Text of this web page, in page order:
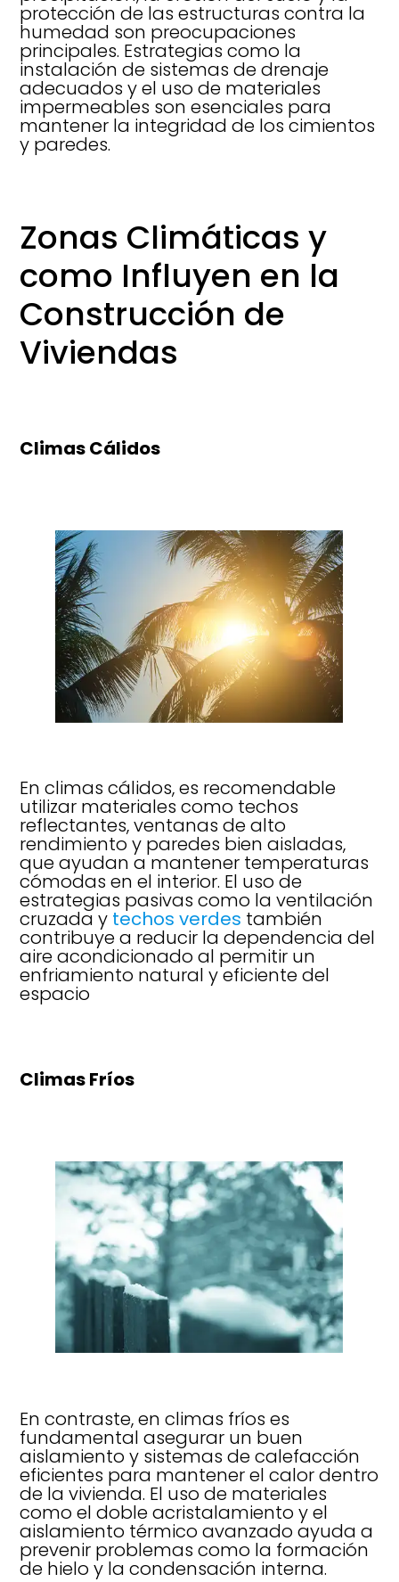
protección de las estructuras contra la
humedad son preocupaciones
principales. Estrategias como la
instalación de sistemas de drenaje
adecuados y el uso de materiales
impermeables son esenciales para
mantener la integridad de los cimientos
y paredes.
Zonas Climáticas y
como Influyen en la
Construcción de
Viviendas
Climas Cálidos
En climas cálidos, es recomendable
utilizar materiales como techos
reflectantes, ventanas de alto
rendimiento y paredes bien aisladas,
que ayudan a mantener temperaturas
cómodas en el interior. El uso de
estrategias pasivas como la ventilación
cruzada y techos verdes también
contribuye a reducir la dependencia del
aire acondicionado al permitir un
enfriamiento natural y eficiente del
espacio
Climas Fríos
En contraste, en climas fríos es
fundamental asegurar un buen
aislamiento y sistemas de calefacción
eficientes para mantener el calor dentro
de la vivienda. El uso de materiales
como el doble acristalamiento y el
aislamiento térmico avanzado ayuda a
prevenir problemas como la formación
de hielo y la condensación interna.